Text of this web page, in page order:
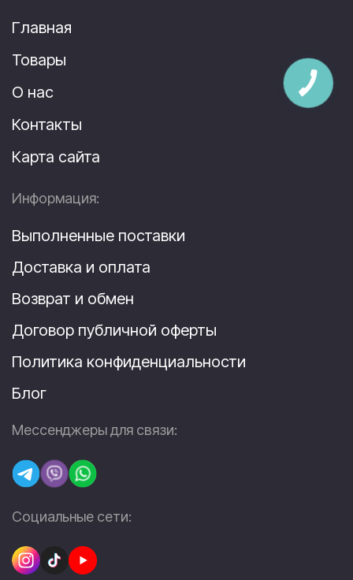
Главная
Товары
О нас
Контакты
Карта сайта
Информация:
Выполненные поставки
Доставка и оплата
Возврат и обмен
Договор публичной оферты
Политика конфиденциальности
Блог
Мессенджеры для связи:
Социальные сети: